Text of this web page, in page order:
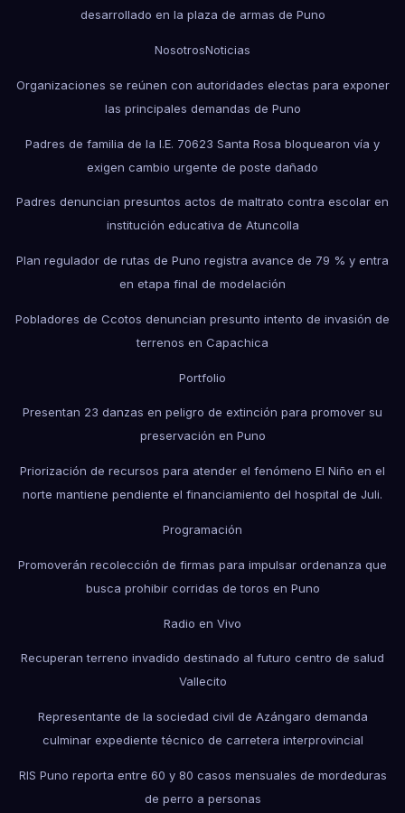
desarrollado en la plaza de armas de Puno
NosotrosNoticias
Organizaciones se reúnen con autoridades electas para exponer
las principales demandas de Puno
Padres de familia de la I.E. 70623 Santa Rosa bloquearon vía y
exigen cambio urgente de poste dañado
Padres denuncian presuntos actos de maltrato contra escolar en
institución educativa de Atuncolla
Plan regulador de rutas de Puno registra avance de 79 % y entra
en etapa final de modelación
Pobladores de Ccotos denuncian presunto intento de invasión de
terrenos en Capachica
Portfolio
Presentan 23 danzas en peligro de extinción para promover su
preservación en Puno
Priorización de recursos para atender el fenómeno El Niño en el
norte mantiene pendiente el financiamiento del hospital de Juli.
Programación
Promoverán recolección de firmas para impulsar ordenanza que
busca prohibir corridas de toros en Puno
Radio en Vivo
Recuperan terreno invadido destinado al futuro centro de salud
Vallecito
Representante de la sociedad civil de Azángaro demanda
culminar expediente técnico de carretera interprovincial
RIS Puno reporta entre 60 y 80 casos mensuales de mordeduras
de perro a personas